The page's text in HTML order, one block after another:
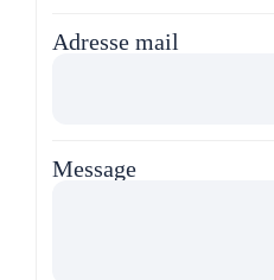
Adresse mail
Message